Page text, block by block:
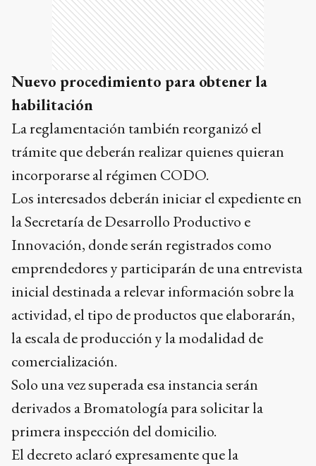
Nuevo procedimiento para obtener la
habilitación
La reglamentación también reorganizó el
trámite que deberán realizar quienes quieran
incorporarse al régimen CODO.
Los interesados deberán iniciar el expediente en
la Secretaría de Desarrollo Productivo e
Innovación, donde serán registrados como
emprendedores y participarán de una entrevista
inicial destinada a relevar información sobre la
actividad, el tipo de productos que elaborarán,
la escala de producción y la modalidad de
comercialización.
Solo una vez superada esa instancia serán
derivados a Bromatología para solicitar la
primera inspección del domicilio.
El decreto aclaró expresamente que la